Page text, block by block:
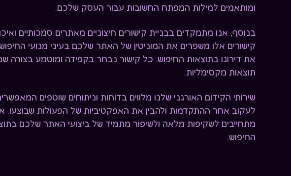
ומותאמים למילות המפתח החשובות עבור העסק שלכם.
בנוסף, אנו מתמקדים בבניית קישורים חיצוניים מאתרים סמכותיים
קישורים אלו משפרים את המוניטין של האתר שלכם בעיני מנועי
את דירוגו בתוצאות החיפוש. כל קישור נבחר בקפידה ומוטמע בצורה
תוצאות מקסימליות.
שירותי הקידום האורגני שלנו מלווים בדוחות וניתוחים שוטפים
לעקוב אחר ההתקדמות ולהבין את האפקטיביות של הפעולות שבוצעו.
מתחייבים לשקיפות מלאה ולשיפור מתמיד של ביצועי האתר שלכם
החיפוש.